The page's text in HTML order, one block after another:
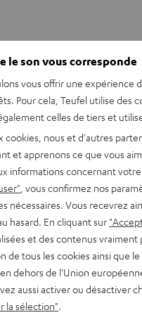
feutrine Teufel, vous ne
pour vous. Et ce
le son vous corresponde
vous offrir une expérience
Pour cela, Teufel utilise des
celles de tiers et
cookies, nous et d'autres
et apprenons ce que vous
informations concernant
, vous confirmez nos
nécessaires. Vous recevrez
hasard. En cliquant sur
et des contenus
de tous les cookies ainsi que
dehors de l'Union
aussi activer ou désactiver
la sélection"